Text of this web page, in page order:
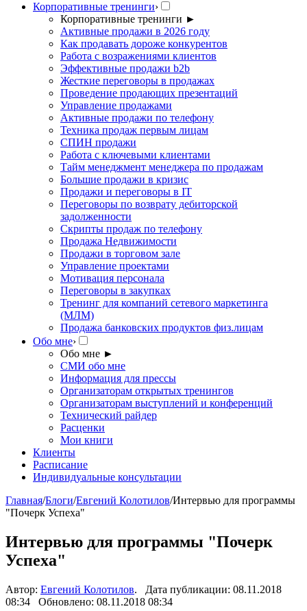
Корпоративные тренинги›
Корпоративные тренинги ►
Активные продажи в 2026 году
Как продавать дороже конкурентов
Работа с возражениями клиентов
Эффективные продажи b2b
Жесткие переговоры в продажах
Проведение продающих презентаций
Управление продажами
Активные продажи по телефону
Техника продаж первым лицам
СПИН продажи
Работа с ключевыми клиентами
Тайм менеджмент менеджера по продажам
Большие продажи в кризис
Продажи и переговоры в IT
Переговоры по возврату дебиторской
задолженности
Скрипты продаж по телефону
Продажа Недвижимости
Продажи в торговом зале
Управление проектами
Мотивация персонала
Переговоры в закупках
Тренинг для компаний сетевого маркетинга
(МЛМ)
Продажа банковских продуктов физ.лицам
Обо мне›
Обо мне ►
СМИ обо мне
Информация для прессы
Организаторам открытых тренингов
Организаторам выступлений и конференций
Технический райдер
Расценки
Мои книги
Клиенты
Расписание
Индивидуальные консультации
Главная/Блоги/Евгений Колотилов/Интервью для программы
"Почерк Успеха"
Интервью для программы "Почерк
Успеха"
Автор: Евгений Колотилов. Дата публикации: 08.11.2018
08:34 Обновлено: 08.11.2018 08:34